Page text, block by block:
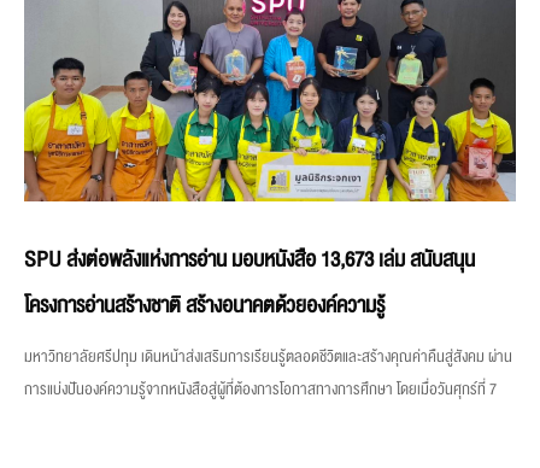
SPU ส่งต่อพลังแห่งการอ่าน มอบหนังสือ 13,673 เล่ม สนับสนุน
โครงการอ่านสร้างชาติ สร้างอนาคตด้วยองค์ความรู้
มหาวิทยาลัยศรีปทุม เดินหน้าส่งเสริมการเรียนรู้ตลอดชีวิตและสร้างคุณค่าคืนสู่สังคม ผ่าน
การแบ่งปันองค์ความรู้จากหนังสือสู่ผู้ที่ต้องการโอกาสทางการศึกษา โดยเมื่อวันศุกร์ที่ 7